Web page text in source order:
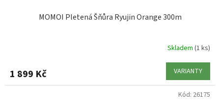
MOMOI Pletená Šňůra Ryujin Orange 300m
Skladem (1 ks)
1 899 Kč VARIANTY
Kód: 26175